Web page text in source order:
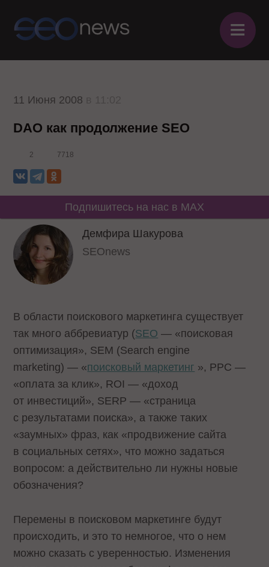
≡
11 Июня 2008
DAO как продолжение SEO
2 7718
Подпишитесь на нас в MAX
Демфира Шакурова
SEOnews
В области поискового маркетинга существует
так много аббревиатур (SEO — «поисковая
оптимизация», SEM (Search engine
marketing) — «поисковый маркетинг », PPC —
«оплата за клик», ROI — «доход
от инвестиций», SERP — «страница
с результатами поиска», а также таких
«заумных» фраз, как «продвижение сайта
в социальных сетях», что можно задаться
вопросом: а действительно ли нужны новые
обозначения?
Перемены в поисковом маркетинге будут
происходить, и это то немногое, что о нем
можно сказать с уверенностью. Изменения